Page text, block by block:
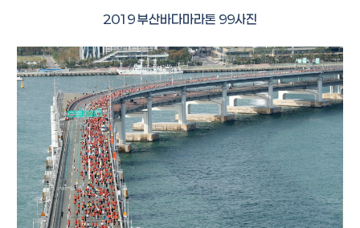
2019 부산바다마라톤 99사진